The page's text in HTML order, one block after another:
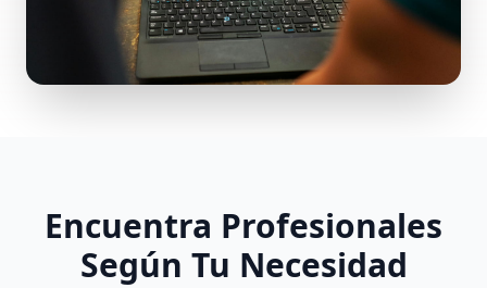
Encuentra Profesionales
Según Tu Necesidad